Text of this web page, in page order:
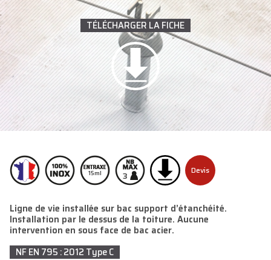
TÉLÉCHARGER LA FICHE
15ml 3 Devis
Ligne de vie installée sur bac support d’étanchéité.
Installation par le dessus de la toiture. Aucune
intervention en sous face de bac acier.
NF EN 795 : 2012 Type C